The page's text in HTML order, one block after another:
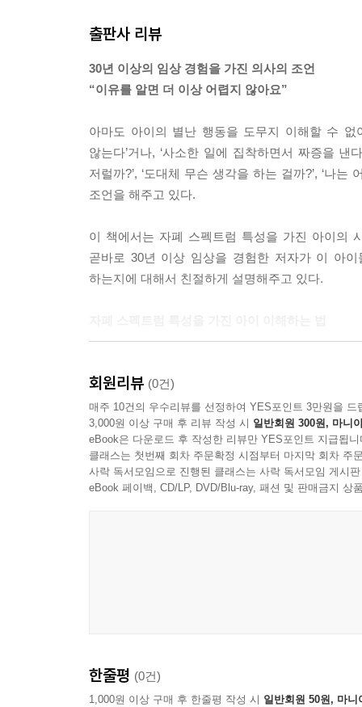
는 매일 판에 박힌 듯한 일상을 반복해야 안정감
를 보이기도 합니다.
해설_평소와 똑같아야 안심할 수 있기 때문입니다
안전한 행동이라면 ‘놀이’로서 인정해 주고, 위험
하면, 아이의 집착 성향을 어느 정도는 채워 주면
해설_부모님이 ‘안전한 것’과 ‘위험한 것’을 구별해
왜 별것도 아닌 일에 화를 내느냐고 타이르기 전
또한 앞에서 설명했듯이 감각 이상은 선천적인 특
를 싫어한다거나 거칠거칠한 감촉을 싫어한다는
니다. 감각 이상이 있는 아이에게 싫어하는 음식
수 있는 음식으로 영양분을 보충해서 건강하게 자
---「CASE-11 편식하는 버릇이 고쳐지지 않아요 - 해설_
출판사 리뷰
30년 이상의 임상 경험을 가진 의사의 조언
“이유를 알면 더 이상 어렵지 않아요”
아마도 아이의 별난 행동을 도무지 이해할 수
않는다’거나, ‘사소한 일에 집착하면서 짜증을 낸
저럴까?’, ‘도대체 무슨 생각을 하는 걸까?’, ‘나
조언을 해주고 있다.
이 책에서는 자폐 스펙트럼 특성을 가진 아이의
곧바로 30년 이상 임상을 경험한 저자가 이 아
하는지에 대해서 친절하게 설명해주고 있다.
왜냐하면 자폐 스펙트럼 증상이 특히 이해하기 힘
자폐 스펙트럼 특성을 보이는 아이는 일상적인
못해서 자주 오해를 산다. 이 책은 이 아이들에
관한 이야기가 중심이 되겠지만, 발달장애와 겹
되는 부분이 있을 것이다.
회원리뷰 (0건)
매주 10건의 우수리뷰를 선정하여 YES포인트 3만원을 드
3,000원 이상 구매 후 리뷰 작성 시 일반회원 300원, 마니
eBook은 다운로드 후 작성한 리뷰만 YES포인트 지급됩니
클래스는 첫번째 회차 주문확정 시점부터 마지막 회차 주
사락 독서모임으로 진행된 클래스는 사락 독서모임 게시
eBook 페이백, CD/LP, DVD/Blu-ray, 패션 및 판매금지 상
한줄평 (0건)
1,000원 이상 구매 후 한줄평 작성 시 일반회원 50원, 마니